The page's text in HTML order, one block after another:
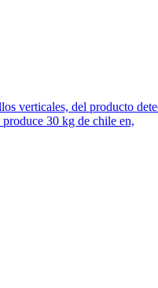
del producto
30 kg de chile en,